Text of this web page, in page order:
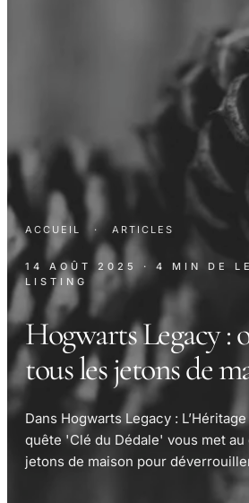
ACCUEIL · ARTICLES
14 AOÛT 2025 · 4 MIN DE
LISTING
Hogwarts Legacy :
tous les jetons de
Dans Hogwarts Legacy :
quête 'Clé du Dédale' vous met
jetons de maison pour